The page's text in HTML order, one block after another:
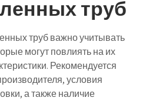
труб
труб важно учитывать
могут повлиять на их
Рекомендуется
условия
а также наличие